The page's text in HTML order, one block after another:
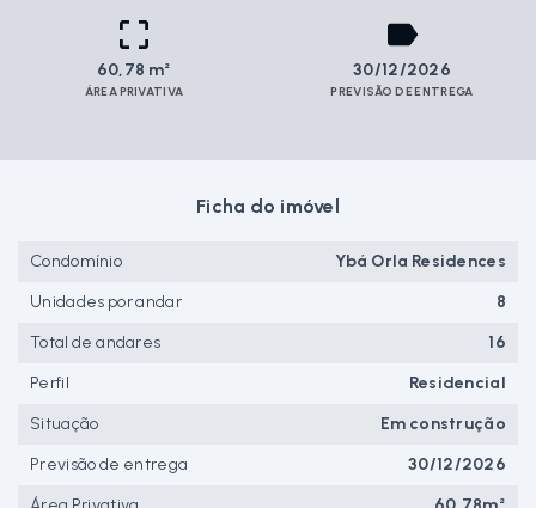
60,78 m²
ÁREA PRIVATIVA
30/12/2026
PREVISÃO DE ENTREGA
Ficha do imóvel
Condomínio
Ybá Orla Residences
Unidades por andar
8
Total de andares
16
Perfil
Residencial
Situação
Em construção
Previsão de entrega
30/12/2026